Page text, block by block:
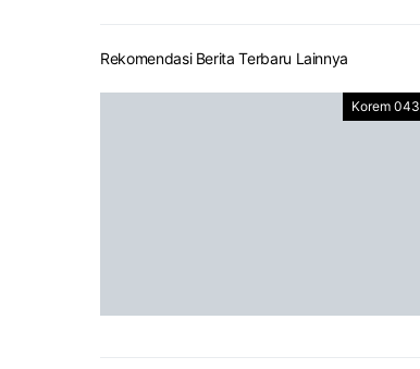
Rekomendasi Berita Terbaru Lainnya
Korem